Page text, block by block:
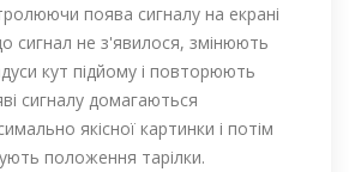
поява сигналу на екрані
сигнал не з'явилося, змінюють
кут підйому і повторюють
сигналу домагаються
якісної картинки і потім
положення тарілки.